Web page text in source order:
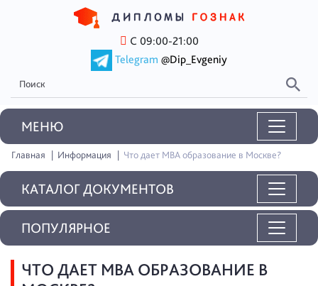
С 09:00-21:00
Telegram @Dip_Evgeniy
MEНЮ
Главная Информация Что дает MBA образование в Москве?
КАТАЛОГ ДОКУМЕНТОВ
ЧТО ДАЕТ MBA ОБРАЗОВАНИЕ В
ПОПУЛЯРНОЕ